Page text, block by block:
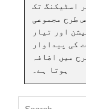
اسٹیکنگ تک
طرح مجموعی
اور تیار
کی پیداوار
میں اضافہ
ہوتا ہے۔